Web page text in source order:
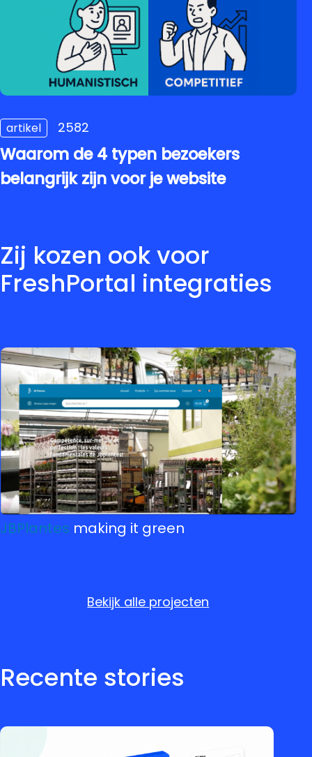
artikel 2582
Waarom de 4 typen bezoekers
belangrijk zijn voor je website
Zij kozen ook voor
FreshPortal integraties
JBPlantes making it green
Bekijk alle projecten
Recente stories